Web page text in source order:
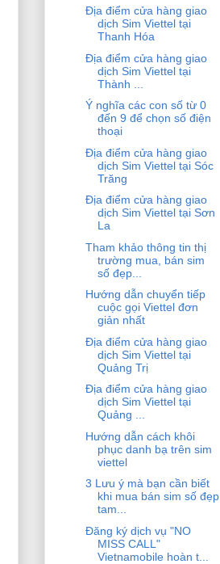
Địa điểm cửa hàng giao
dịch Sim Viettel tại
Thanh Hóa
Địa điểm cửa hàng giao
dịch Sim Viettel tại
Thành ...
Ý nghĩa các con số từ 0
đến 9 để chọn số điện
thoại
Địa điểm cửa hàng giao
dịch Sim Viettel tại Sóc
Trăng
Địa điểm cửa hàng giao
dịch Sim Viettel tại Sơn
La
Tham khảo thông tin thị
trường mua, bán sim
số đẹp...
Hướng dẫn chuyển tiếp
cuộc gọi Viettel đơn
giản nhất
Địa điểm cửa hàng giao
dịch Sim Viettel tại
Quảng Trị
Địa điểm cửa hàng giao
dịch Sim Viettel tại
Quảng ...
Hướng dẫn cách khôi
phục danh bạ trên sim
viettel
3 Lưu ý mà bạn cần biết
khi mua bán sim số đẹp
tam...
Đăng ký dịch vụ "NO
MISS CALL"
Vietnamobile hoàn t...